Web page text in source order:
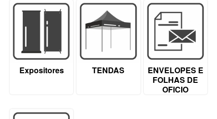
Expositores TENDAS
ENVELOPES E
FOLHAS DE
OFICIO